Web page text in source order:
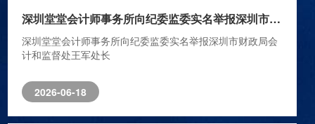
深圳堂堂会计师事务所向纪委监委实名举报深圳市财政局会计和监督处王军处长
深圳堂堂会计师事务所向纪委监委实名举报深圳市财政局会
计和监督处王军处长
2026-06-18